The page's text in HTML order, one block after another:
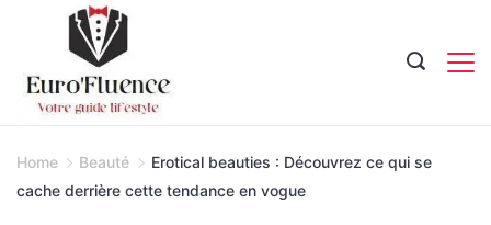
content
Home Beauté
Erotical beauties : Découvrez ce qui se
cache derrière cette tendance en vogue